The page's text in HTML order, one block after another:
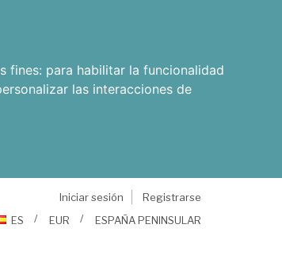
fines: para habilitar la funcionalidad
las interacciones de
Iniciar sesión
Registrarse
ES
EUR ESPAÑA PENINSULAR